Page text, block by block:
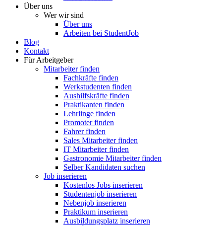
Über uns
Wer wir sind
Über uns
Arbeiten bei StudentJob
Blog
Kontakt
Für Arbeitgeber
Mitarbeiter finden
Fachkräfte finden
Werkstudenten finden
Aushilfskräfte finden
Praktikanten finden
Lehrlinge finden
Promoter finden
Fahrer finden
Sales Mitarbeiter finden
IT Mitarbeiter finden
Gastronomie Mitarbeiter finden
Selber Kandidaten suchen
Job inserieren
Kostenlos Jobs inserieren
Studentenjob inserieren
Nebenjob inserieren
Praktikum inserieren
Ausbildungsplatz inserieren